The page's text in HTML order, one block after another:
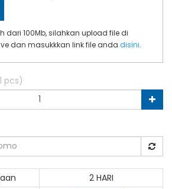
dari 100Mb, silahkan upload file di
dan masukkkan link file anda disini.
pcs)
2 HARI